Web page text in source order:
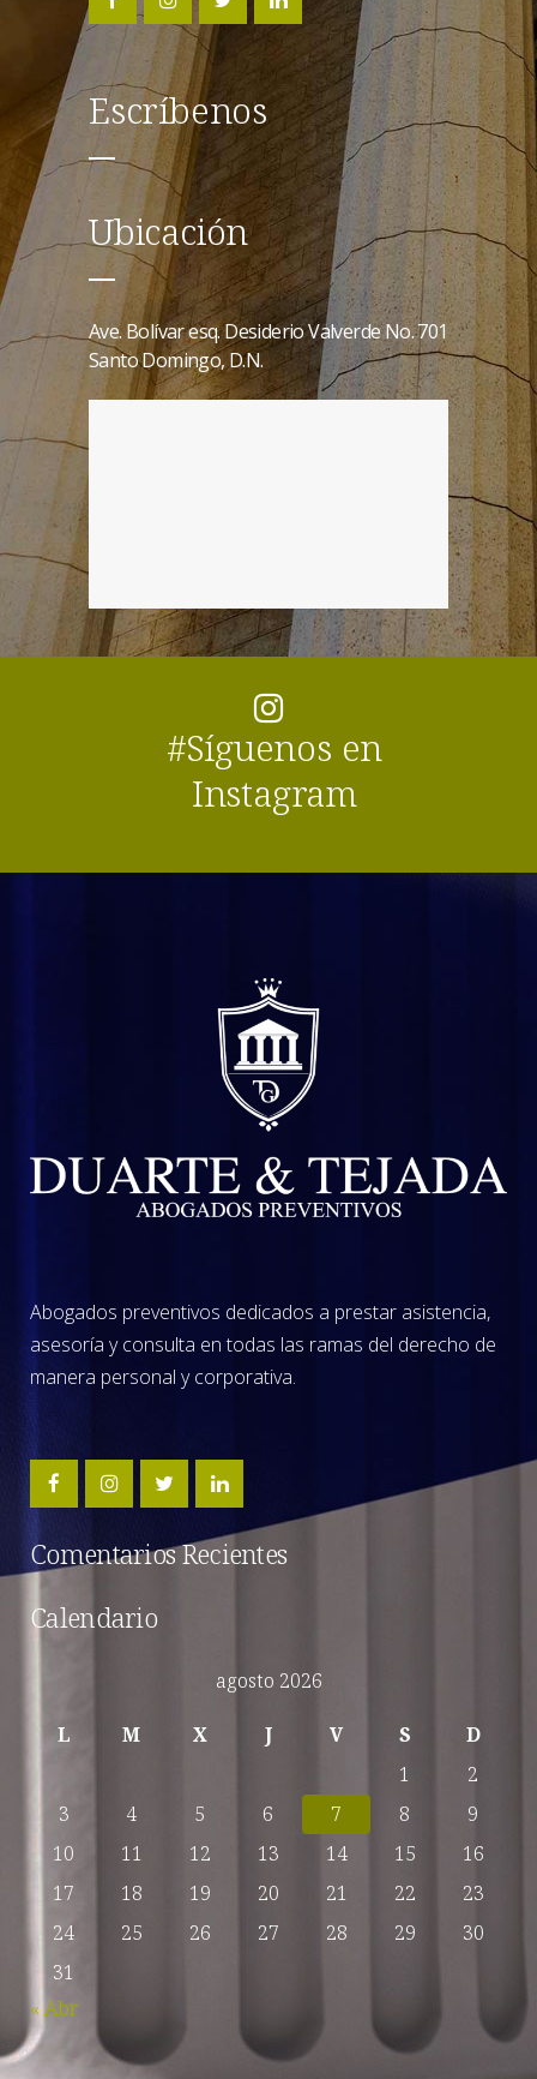
Escríbenos
Ubicación
Ave. Bolívar esq. Desiderio Valverde No. 701
Santo Domingo, D.N.
#Síguenos en
Instagram
Abogados preventivos dedicados a prestar asistencia,
asesoría y consulta en todas las ramas del derecho de
manera personal y corporativa.
Comentarios Recientes
Calendario
agosto 2026
L M X J V S
D
1
2
3
4 5 6 7 8
9
10
11 12 13 14 15
16
17
18 19 20 21 22
23
24
25 26 27 28 29
30
31
« Abr